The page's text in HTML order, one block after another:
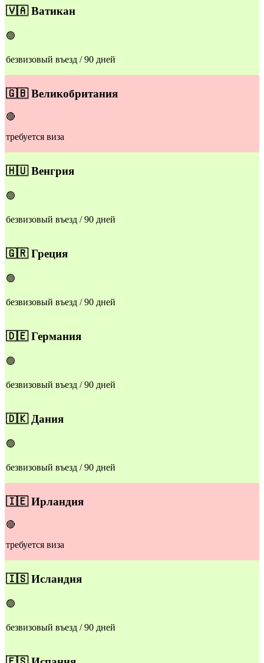
🇻🇦Ватикан
🟢
безвизовый въезд / 90 дней
🇬🇧Великобритания
🔴
требуется виза
🇭🇺Венгрия
🟢
безвизовый въезд / 90 дней
🇬🇷Греция
🟢
безвизовый въезд / 90 дней
🇩🇪Германия
🟢
безвизовый въезд / 90 дней
🇩🇰 Дания
🟢
безвизовый въезд / 90 дней
🇮🇪Ирландия
🔴
требуется виза
🇮🇸Исландия
🟢
безвизовый въезд / 90 дней